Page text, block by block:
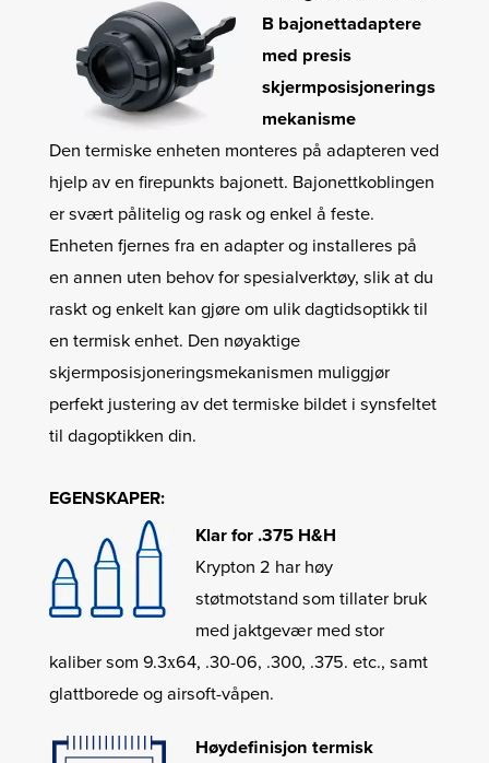
B bajonettadaptere
med presis
skjermposisjonerings
mekanisme
Den termiske enheten monteres på adapteren ved
hjelp av en firepunkts bajonett. Bajonettkoblingen
er svært pålitelig og rask og enkel å feste.
Enheten fjernes fra en adapter og installeres på
en annen uten behov for spesialverktøy, slik at du
raskt og enkelt kan gjøre om ulik dagtidsoptikk til
en termisk enhet. Den nøyaktige
skjermposisjoneringsmekanismen muliggjør
perfekt justering av det termiske bildet i synsfeltet
til dagoptikken din.
EGENSKAPER:
Klar for .375 H&H
Krypton 2 har høy
støtmotstand som tillater bruk
med jaktgevær med stor
kaliber som 9.3х64, .30-06, .300, .375. etc., samt
glattborede og airsoft-våpen.
Høydefinisjon termisk